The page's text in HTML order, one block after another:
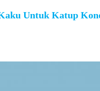
Untuk Katup